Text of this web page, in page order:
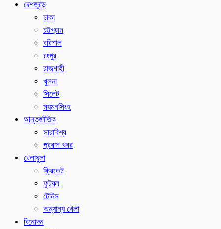
দেশজুড়ে
ঢাকা
চট্টগ্রাম
বরিশাল
রংপুর
রাজশাহী
খুলনা
সিলেট
ময়মনসিংহ
আন্তর্জাতিক
সারাবিশ্ব
প্রবাস খবর
খেলাধুলা
ক্রিকেট
ফুটবল
টেনিস
অন্যান্য খেলা
বিনোদন